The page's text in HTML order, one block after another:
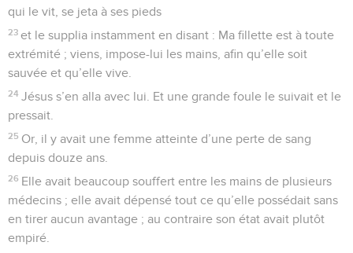
qui le vit, se jeta à ses pieds
23 et le supplia instamment en disant : Ma fillette est à toute
extrémité ; viens, impose-lui les mains, afin qu’elle soit
sauvée et qu’elle vive.
24 Jésus s’en alla avec lui. Et une grande foule le suivait et le
pressait.
25 Or, il y avait une femme atteinte d’une perte de sang
depuis douze ans.
26 Elle avait beaucoup souffert entre les mains de plusieurs
médecins ; elle avait dépensé tout ce qu’elle possédait sans
en tirer aucun avantage ; au contraire son état avait plutôt
empiré.